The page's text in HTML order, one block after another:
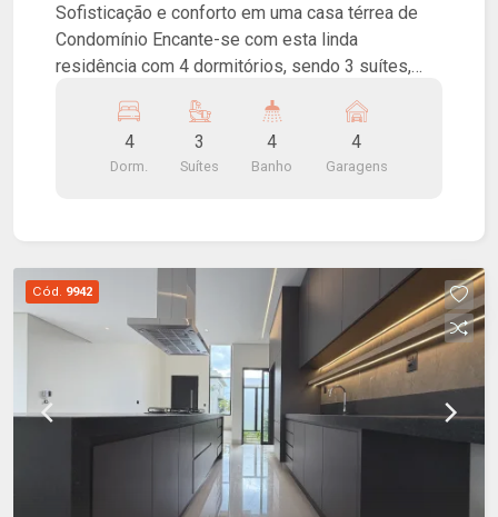
Sofisticação e conforto em uma casa térrea de
Condomínio Encante-se com esta linda
residência com 4 dormitórios, sendo 3 suítes,
com amplo closet, pia dupla e relaxante banheira
de hidromassagem. A casa oferece ainda varanda
gourmet completa, integrada à piscina aquecida,
4
Dorm.
3
Suítes
4
Banho
4
Garagens
Cód. 9942